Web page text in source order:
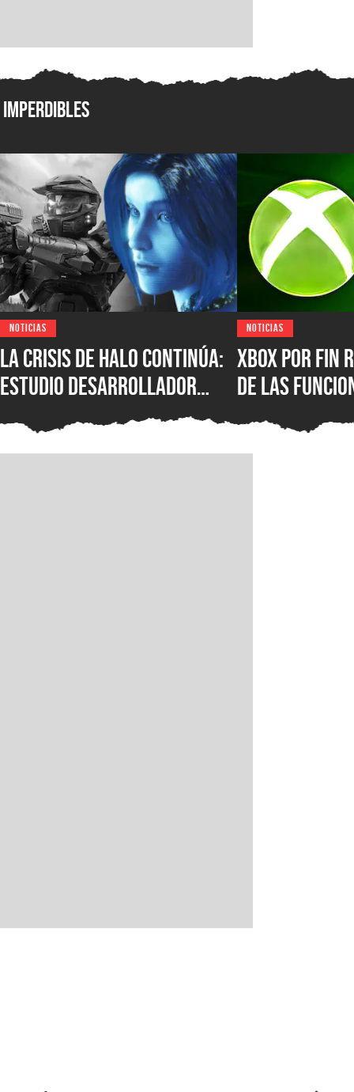
Imperdibles
NOTICIAS
La crisis de Halo continúa:
estudio desarrollador
sufre despidos tras el
fallido lanzamiento
NOTICIAS
XBOX por fin
de las
populares
que los